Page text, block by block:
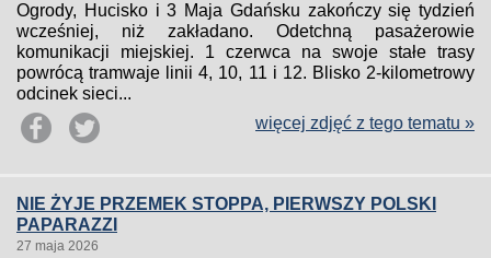
Ogrody, Hucisko i 3 Maja Gdańsku zakończy się tydzień
wcześniej, niż zakładano. Odetchną pasażerowie
komunikacji miejskiej. 1 czerwca na swoje stałe trasy
powrócą tramwaje linii 4, 10, 11 i 12. Blisko 2-kilometrowy
odcinek sieci...
więcej zdjęć z tego tematu »
NIE ŻYJE PRZEMEK STOPPA, PIERWSZY POLSKI
PAPARAZZI
27 maja 2026